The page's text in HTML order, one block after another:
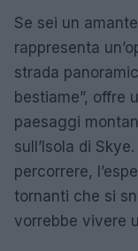
Se sei un
rappresenta
strada
bestiame”, offre
paesaggi
sull’Isola di
percorrere,
tornanti che si
vorrebbe vivere